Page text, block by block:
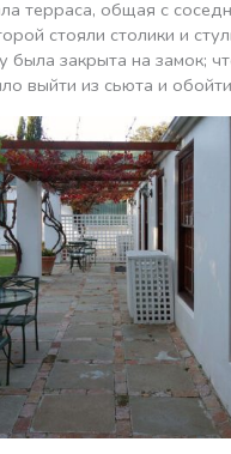
терраса, общая с
стояли столики и
была закрыта на замок;
выйти из сьюта и